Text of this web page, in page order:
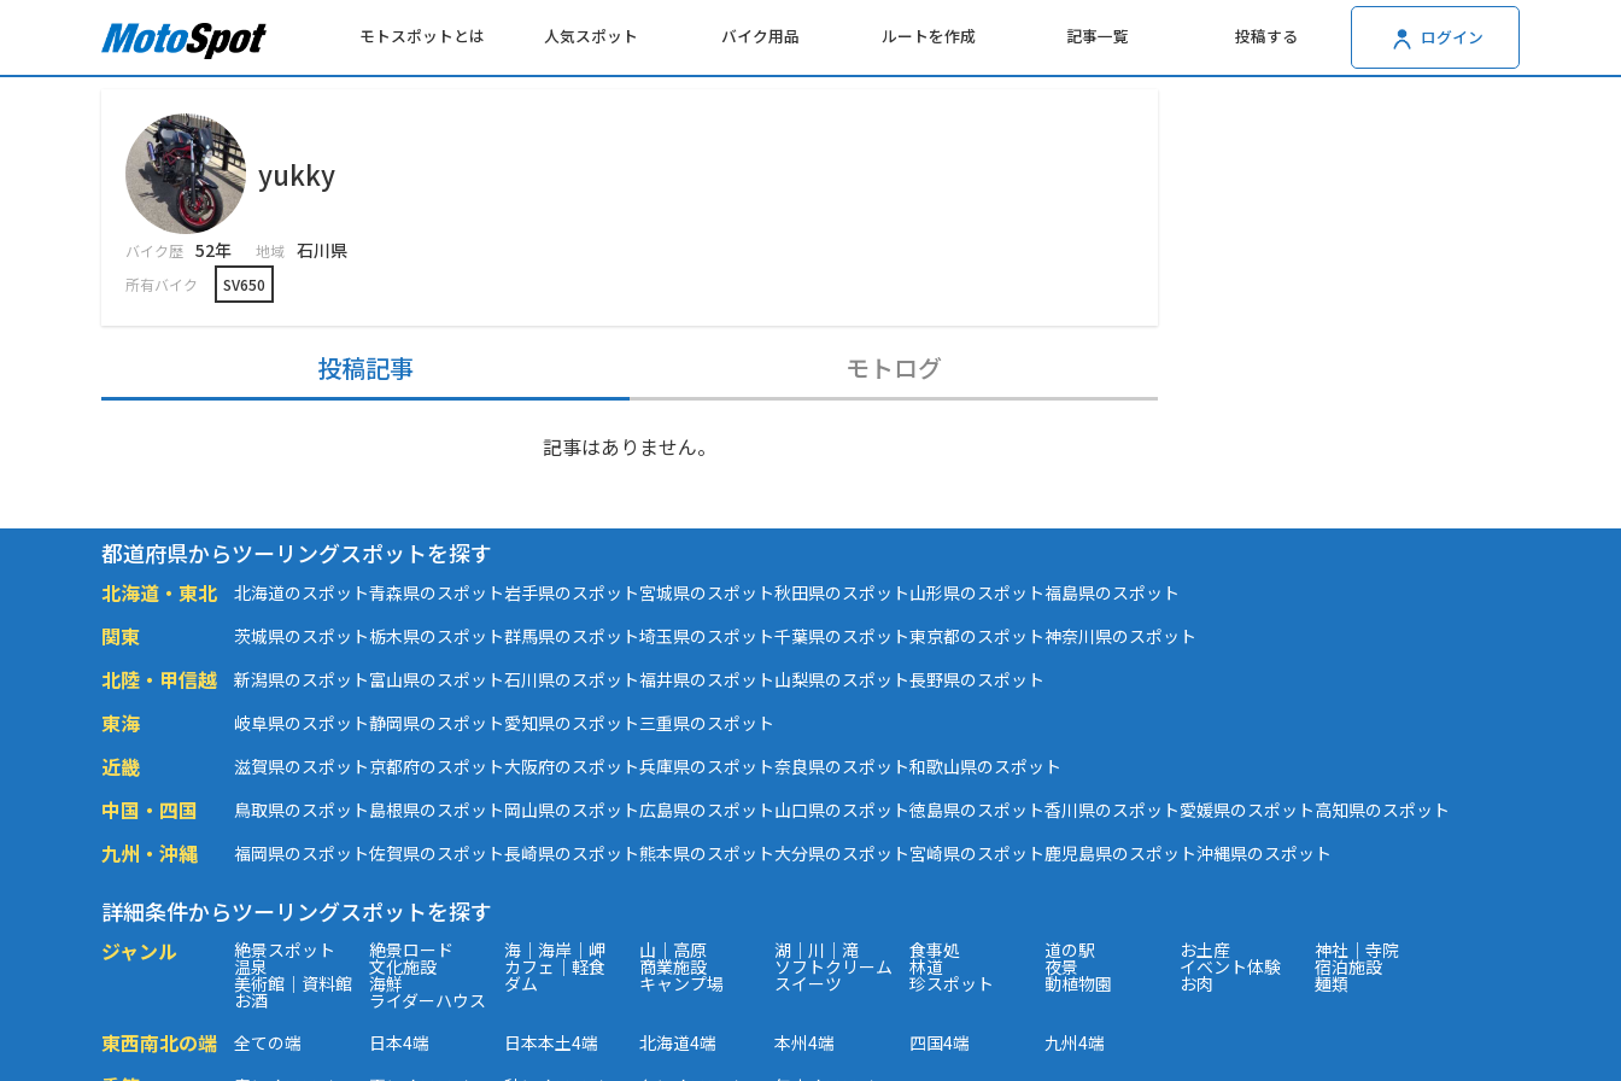
モトスポットとは 人気スポット バイク用品 ルートを作成 記事一覧 投稿する ログイン
yukky
バイク歴 52年 地域 石川県
所有バイク SV650
投稿記事 モトログ
記事はありません。
都道府県からツーリングスポットを探す
北海道・東北 北海道のスポット青森県のスポット岩手県のスポット宮城県のスポット秋田県のスポット山形県のスポット福島県のスポット
関東 茨城県のスポット栃木県のスポット群馬県のスポット埼玉県のスポット千葉県のスポット東京都のスポット神奈川県のスポット
北陸・甲信越 新潟県のスポット富山県のスポット石川県のスポット福井県のスポット山梨県のスポット長野県のスポット
東海 岐阜県のスポット静岡県のスポット愛知県のスポット三重県のスポット
近畿 滋賀県のスポット京都府のスポット大阪府のスポット兵庫県のスポット奈良県のスポット和歌山県のスポット
中国・四国 鳥取県のスポット島根県のスポット岡山県のスポット広島県のスポット山口県のスポット徳島県のスポット香川県のスポット愛媛県のスポット高知県のスポット
九州・沖縄 福岡県のスポット佐賀県のスポット長崎県のスポット熊本県のスポット大分県のスポット宮崎県のスポット鹿児島県のスポット沖縄県のスポット
詳細条件からツーリングスポットを探す
ジャンル 絶景スポット 絶景ロード 海｜海岸｜岬 山｜高原 湖｜川｜滝 食事処 道の駅 お土産 神社｜寺院
温泉 文化施設 カフェ｜軽食 商業施設 ソフトクリーム 林道 夜景 イベント体験 宿泊施設
美術館｜資料館 海鮮 ダム キャンプ場 スイーツ 珍スポット 動植物園 お肉 麺類
お酒 ライダーハウス
東西南北の端 全ての端 日本4端 日本本土4端 北海道4端 本州4端 四国4端 九州4端